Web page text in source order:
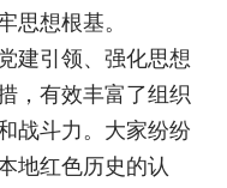
思想根基。
建引领、强化思想
，有效丰富了组织
战斗力。大家纷纷
地红色历史的认